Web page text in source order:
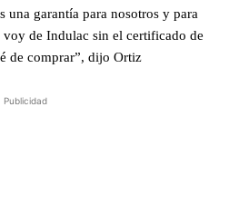
una garantía para nosotros y para
de Indulac sin el certificado de
de comprar”, dijo Ortiz
Publicidad